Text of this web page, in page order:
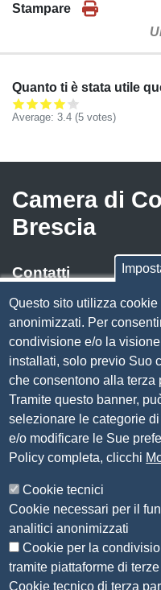
Stampare
Quanto ti è stata utile
Average: 3.4 (5 votes)
Camera di
Brescia
Contatti
Via Luigi Einaudi, 23,
Tel. 030 37251
PEC
P.IVA 00859790172
C.F. 80013870177
Contatti
Amministrazione
Organizzazione
Bandi di concorso
Bandi di gara e contratti
Provvedimenti
Attività e procedimenti
Questo sito utilizza
anonimizzati. Per
condivisione e/o la
installati, solo previo Suo
che consentono alla terza
Tramite questo banner,
selezionare le categorie
e/o modificare le Sue
Policy completa, clicchi
Cookie tecnici
Cookie necessari per il
analitici anonimizzati
Cookie per la
tramite piattaforme di
Cookie tecnico di terza